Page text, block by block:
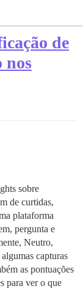
de
nos
sobre
de curtidas,
plataforma
pergunta e
Neutro,
capturas
as pontuações
para ver o que